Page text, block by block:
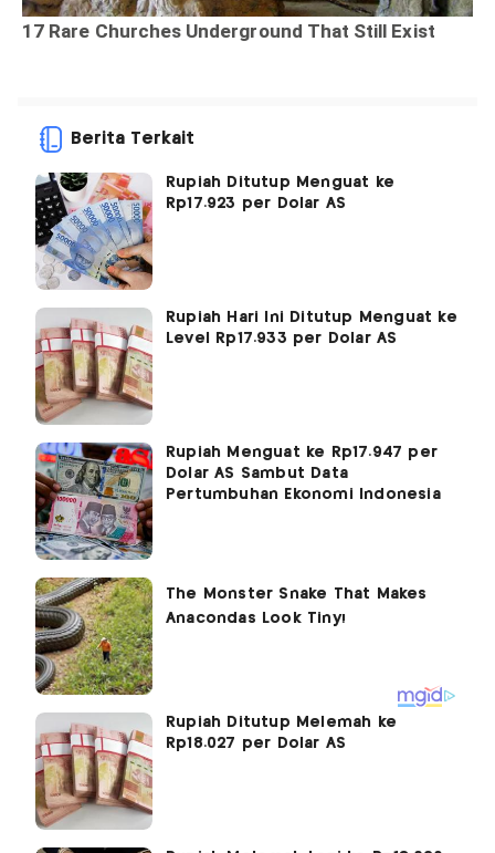
Berita Terkait
Rupiah Ditutup Menguat ke
Rp17.923 per Dolar AS
Rupiah Hari Ini Ditutup Menguat ke
Level Rp17.933 per Dolar AS
Rupiah Menguat ke Rp17.947 per
Dolar AS Sambut Data
Pertumbuhan Ekonomi Indonesia
Rupiah Ditutup Melemah ke
Rp18.027 per Dolar AS